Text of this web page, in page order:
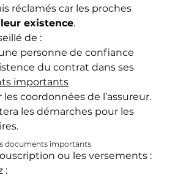
réclamés car les proches
existence.
de :
personne de confiance
du contrat dans ses
importants
les coordonnées de l’assureur.
les démarches pour les
documents importants
ou les versements :
: